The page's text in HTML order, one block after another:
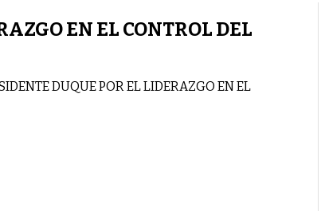
EN EL CONTROL DEL
DUQUE POR EL LIDERAZGO EN EL